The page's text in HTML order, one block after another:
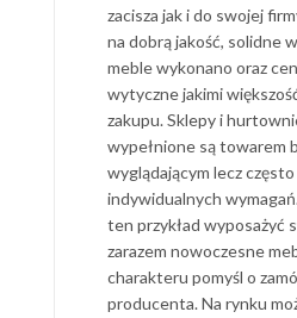
zacisza jak i do swojej
na dobrą jakość, solidne
meble wykonano oraz
wytyczne jakimi
zakupu. Sklepy i
wypełnione są towarem
wyglądającym lecz
indywidualnych
ten przykład wyposażyć
zarazem nowoczesne
charakteru pomyśl o
producenta. Na rynku